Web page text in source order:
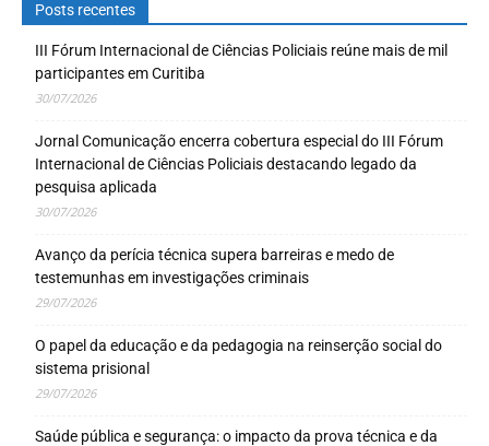
Posts recentes
III Fórum Internacional de Ciências Policiais reúne mais de mil
participantes em Curitiba
30/07/2026
Jornal Comunicação encerra cobertura especial do III Fórum
Internacional de Ciências Policiais destacando legado da
pesquisa aplicada
30/07/2026
Avanço da perícia técnica supera barreiras e medo de
testemunhas em investigações criminais
29/07/2026
O papel da educação e da pedagogia na reinserção social do
sistema prisional
29/07/2026
Saúde pública e segurança: o impacto da prova técnica e da